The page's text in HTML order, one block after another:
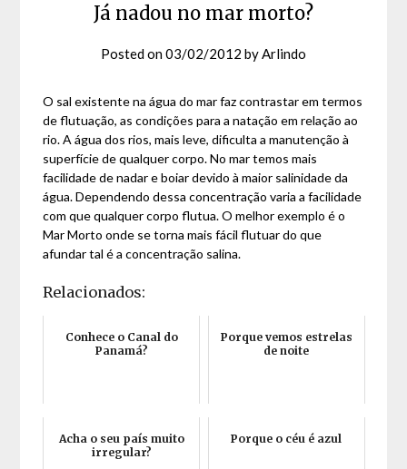
Já nadou no mar morto?
Posted on03/02/2012 byArlindo
O sal existente na água do mar faz contrastar em termos
de flutuação, as condições para a natação em relação ao
rio. A água dos rios, mais leve, dificulta a manutenção à
superfície de qualquer corpo. No mar temos mais
facilidade de nadar e boiar devido à maior salinidade da
água. Dependendo dessa concentração varia a facilidade
com que qualquer corpo flutua. O melhor exemplo é o
Mar Morto onde se torna mais fácil flutuar do que
afundar tal é a concentração salina.
Relacionados:
Conhece o Canal do
Panamá?
Porque vemos estrelas
de noite
Acha o seu país muito
irregular?
Porque o céu é azul